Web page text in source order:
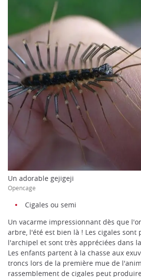
Un adorable gejigeji
Opencage
Cigales ou semi
Un vacarme impressionnant dès que
arbre, l'été est bien là ! Les cigales
l'archipel et sont très appréciées dans
Les enfants partent à la chasse aux
troncs lors de la première mue de
rassemblement de cigales peut